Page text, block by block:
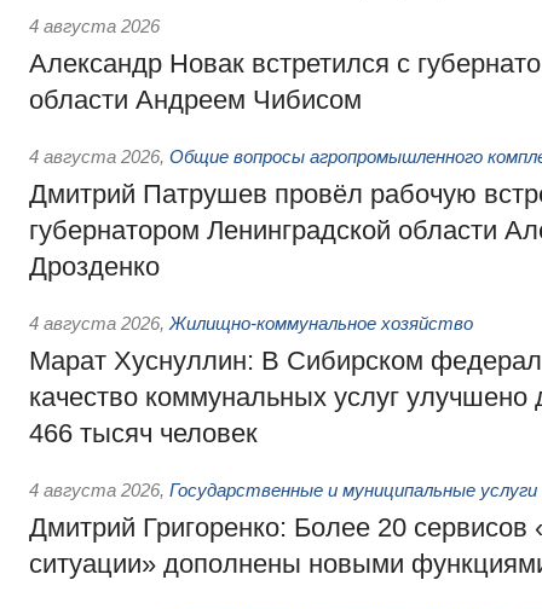
4 августа 2026
Александр Новак встретился с
области Андреем Чибисом
4 августа 2026, Общие вопросы агропромышленного
Дмитрий Патрушев провёл рабочую
губернатором Ленинградской области
Дрозденко
4 августа 2026, Жилищно-коммунальное хозяйство
Марат Хуснуллин: В Сибирском
качество коммунальных услуг
466 тысяч человек
4 августа 2026, Государственные и муниципальные услуги
Дмитрий Григоренко: Более 20 сервисов
ситуации» дополнены новыми